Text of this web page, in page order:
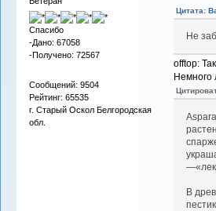
Спасибо
-Дано: 67058
-Получено: 72567
Сообщений: 9504
Рейтинг: 65535
г. Старый Оскол Белгородская
обл.
Цитата:
Не
offtop:
Немного
B